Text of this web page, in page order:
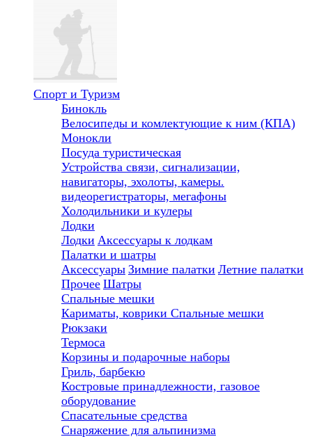
Спорт и Туризм
Бинокль
Велосипеды и комлектующие к ним (КПА)
Монокли
Посуда туристическая
Устройства связи, сигнализации,
навигаторы, эхолоты, камеры.
видеорегистраторы, мегафоны
Холодильники и кулеры
Лодки
Лодки Аксессуары к лодкам
Палатки и шатры
Аксессуары Зимние палатки Летние палатки
Прочее Шатры
Спальные мешки
Кариматы, коврики Спальные мешки
Рюкзаки
Термоса
Корзины и подарочные наборы
Гриль, барбекю
Костровые принадлежности, газовое
оборудование
Спасательные средства
Снаряжение для альпинизма